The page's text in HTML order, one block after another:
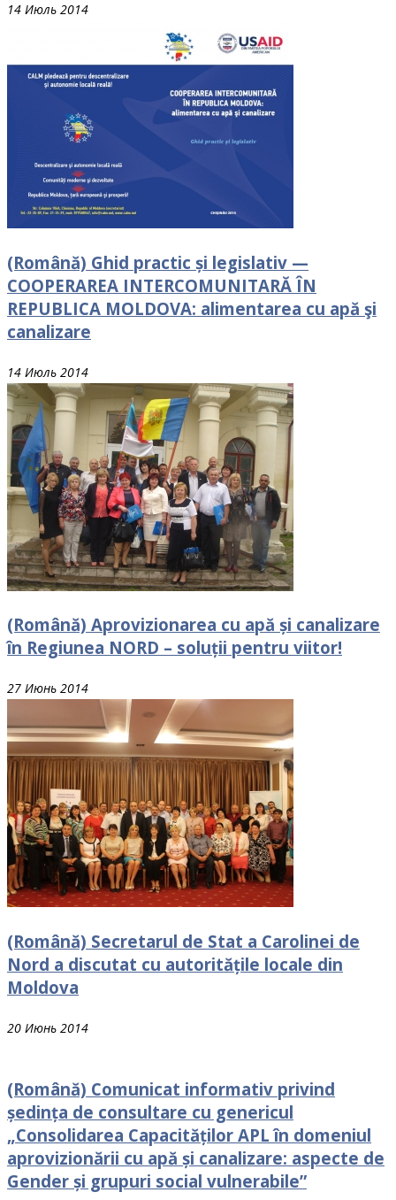
14 Июль 2014
(Română) Ghid practic și legislativ —
COOPERAREA INTERCOMUNITARĂ ÎN
REPUBLICA MOLDOVA: alimentarea cu apă şi
canalizare
14 Июль 2014
(Română) Aprovizionarea cu apă și canalizare
în Regiunea NORD – soluții pentru viitor!
27 Июнь 2014
(Română) Secretarul de Stat a Carolinei de
Nord a discutat cu autoritățile locale din
Moldova
20 Июнь 2014
(Română) Comunicat informativ privind
ședința de consultare cu genericul
„Consolidarea Capacităților APL în domeniul
aprovizionării cu apă și canalizare: aspecte de
Gender și grupuri social vulnerabile”